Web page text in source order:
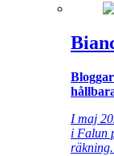
I maj
i Falun